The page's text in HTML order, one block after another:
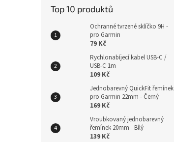
Top 10 produktů
Ochranné tvrzené sklíčko 9H -
pro Garmin
79 Kč
Rychlonabíjecí kabel USB-C /
USB-C 1m
109 Kč
Jednobarevný QuickFit řemínek
pro Garmin 22mm - Černý
169 Kč
Vroubkovaný jednobarevný
řemínek 20mm - Bílý
139 Kč